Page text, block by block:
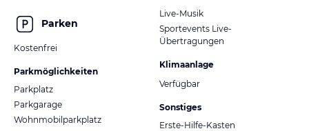
Parken
Kostenfrei
Parkmöglichkeiten
Parkplatz
Parkgarage
Wohnmobilparkplatz
Live-Musik
Sportevents Live-
Übertragungen
Klimaanlage
Verfügbar
Sonstiges
Erste-Hilfe-Kasten